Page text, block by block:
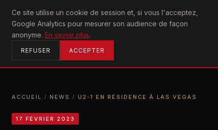
Ce site utilise un cookie de session et, si vous l'acceptez,
Google Analytics pour mesurer son audience de façon
anonyme. En savoir plus.
REFUSER ACCEPTER
U2achtung
ACCUEIL
ACCUEIL / NEWS / U2-1 EN RÉSIDENCE À LAS VEGAS
17 FÉVRIER 2023